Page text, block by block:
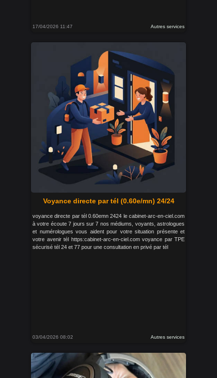
17/04/2026 11:47 Autres services
Voyance directe par tél (0.60e/mn) 24/24
voyance directe par tél 0.60emn 2424 le cabinet-arc-en-ciel.com
à votre écoute 7 jours sur 7 nos médiums, voyants, astrologues
et numérologues vous aident pour votre situation présente et
votre avenir tél https:cabinet-arc-en-ciel.com voyance par TPE
sécurisé tél 24 et 77 pour une consultation en privé par tél
03/04/2026 08:02 Autres services